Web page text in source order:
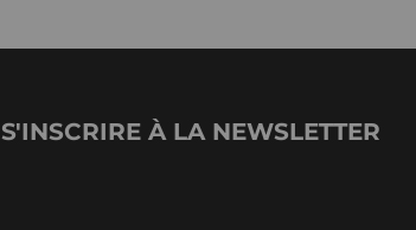
S'INSCRIRE À LA NEWSLETTER